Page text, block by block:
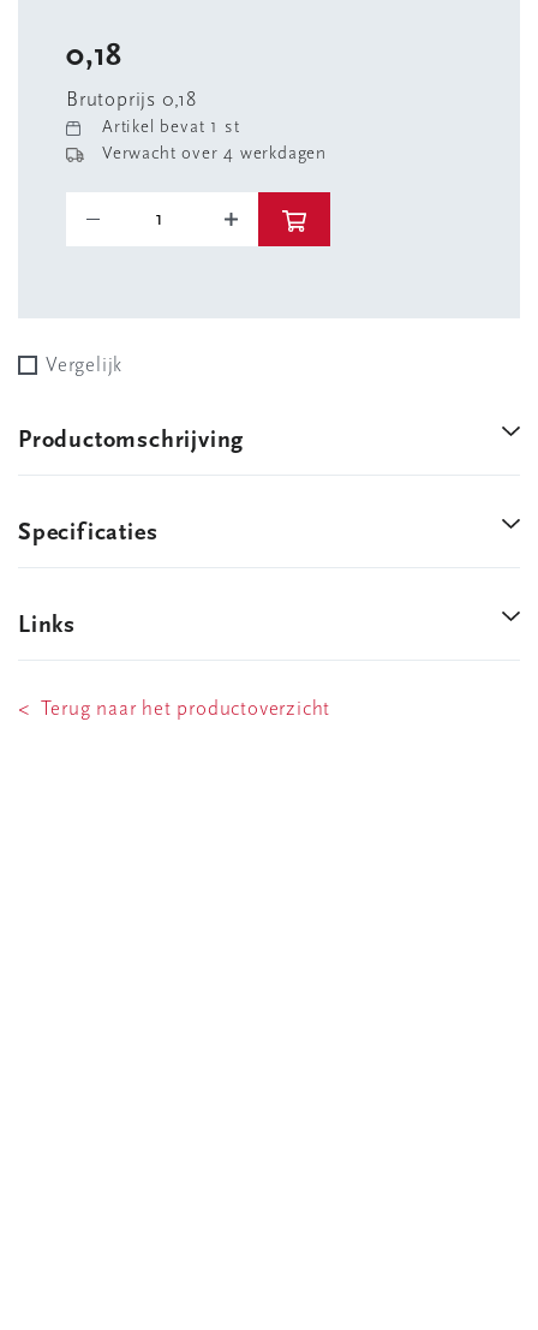
0,18
Brutoprijs 0,18
Artikel bevat 1 st
Verwacht over 4 werkdagen
Vergelijk
Productomschrijving
Specificaties
Links
< Terug naar het productoverzicht